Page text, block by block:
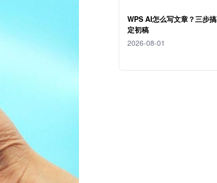
WPS AI怎么写文章？三步搞
定初稿
2026-08-01